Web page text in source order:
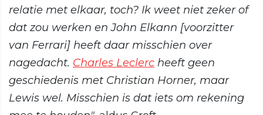
relatie met elkaar, toch? Ik weet niet zeker of
dat zou werken en John Elkann [voorzitter
van Ferrari] heeft daar misschien over
nagedacht. Charles Leclerc heeft geen
geschiedenis met Christian Horner, maar
Lewis wel. Misschien is dat iets om rekening